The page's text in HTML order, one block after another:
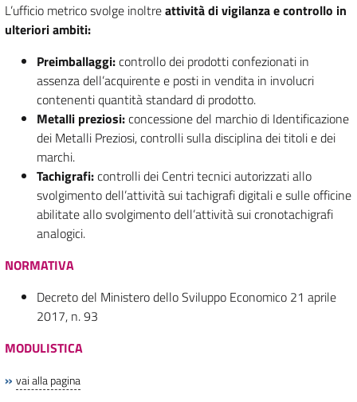
L’ufficio metrico svolge inoltreattività di vigilanza e controllo in
ulteriori ambiti:
Preimballaggi:controllo dei prodotti confezionati in
assenza dell’acquirente e posti in vendita in involucri
contenenti quantità standard di prodotto.
Metalli preziosi:concessione del marchio di Identificazione
dei Metalli Preziosi, controlli sulla disciplina dei titoli e dei
marchi.
Tachigrafi:controlli dei Centri tecnici autorizzati allo
svolgimento dell’attività sui tachigrafi digitali e sulle officine
abilitate allo svolgimento dell’attività sui cronotachigrafi
analogici.
NORMATIVA
Decreto del Ministero dello Sviluppo Economico 21 aprile
2017, n. 93
MODULISTICA
» vai alla pagina